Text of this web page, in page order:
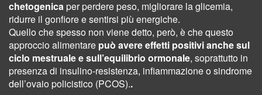
chetogenica per perdere peso, migliorare la glicemia,
ridurre il gonfiore e sentirsi più energiche.
Quello che spesso non viene detto, però, è che questo
approccio alimentare può avere effetti positivi anche sul
ciclo mestruale e sull’equilibrio ormonale, soprattutto in
presenza di insulino-resistenza, infiammazione o sindrome
dell’ovaio policistico (PCOS)..